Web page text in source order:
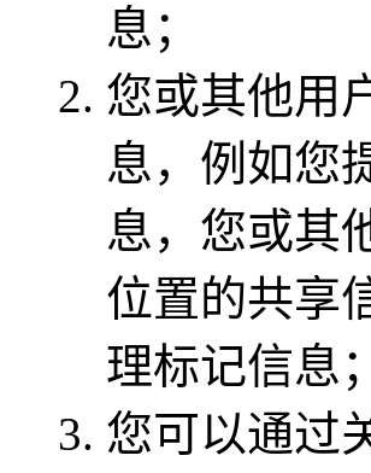
息；
您或其他用
息，例如您
息，您或其
位置的共享
理标记信息；
您可以通过